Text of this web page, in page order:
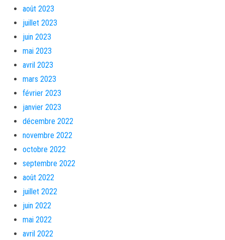
août 2023
juillet 2023
juin 2023
mai 2023
avril 2023
mars 2023
février 2023
janvier 2023
décembre 2022
novembre 2022
octobre 2022
septembre 2022
août 2022
juillet 2022
juin 2022
mai 2022
avril 2022